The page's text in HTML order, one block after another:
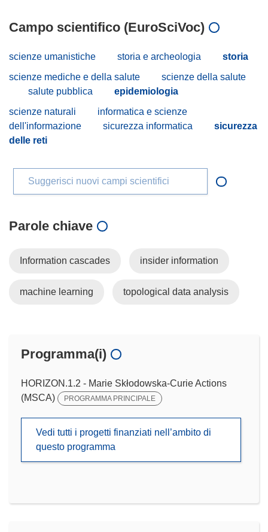
Campo scientifico (EuroSciVoc)
scienze umanistiche storia e archeologia
storia
scienze mediche e della salute
scienze della salute
salute pubblica
epidemiologia
scienze naturali
informatica e scienze
dell'informazione
sicurezza informatica
sicurezza
delle reti
Suggerisci nuovi campi scientifici
Parole chiave
Information cascades insider information
machine learning topological data analysis
Programma(i)
HORIZON.1.2 - Marie Skłodowska-Curie Actions
(MSCA)
PROGRAMMA PRINCIPALE
Vedi tutti i progetti finanziati nell’ambito di
questo programma